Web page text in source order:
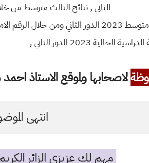
الثاني , نتائج الثالث متوسط من خلال الرقم
2023 الدور الثاني ,
لاصحابها ولموقع الاستاذ
انتهى
مهم لك عزيزي الزائر